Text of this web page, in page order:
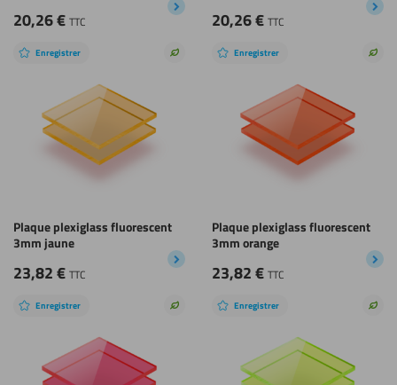
20,26€ TTC 20,26€ TTC
Enregistrer
Plaque plexiglass fluorescent
3mm jaune
23,82€ TTC
Choix
Enregistrer
Plaque plexiglass fluorescent
3mm orange
23,82€ TTC
Enregistrer
Choix
Enregistrer